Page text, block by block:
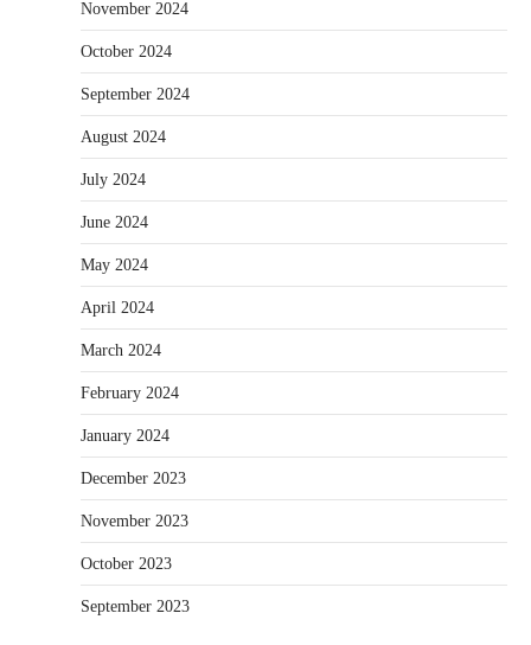
November 2024
October 2024
September 2024
August 2024
July 2024
June 2024
May 2024
April 2024
March 2024
February 2024
January 2024
December 2023
November 2023
October 2023
September 2023